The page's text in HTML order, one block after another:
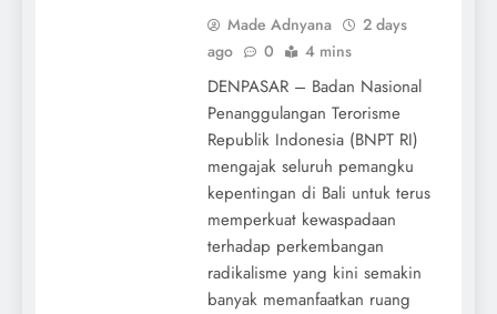
Made Adnyana
2 days
ago
0 4 mins
DENPASAR – Badan Nasional
Penanggulangan Terorisme
Republik Indonesia (BNPT RI)
mengajak seluruh pemangku
kepentingan di Bali untuk terus
memperkuat kewaspadaan
terhadap perkembangan
radikalisme yang kini semakin
banyak memanfaatkan ruang